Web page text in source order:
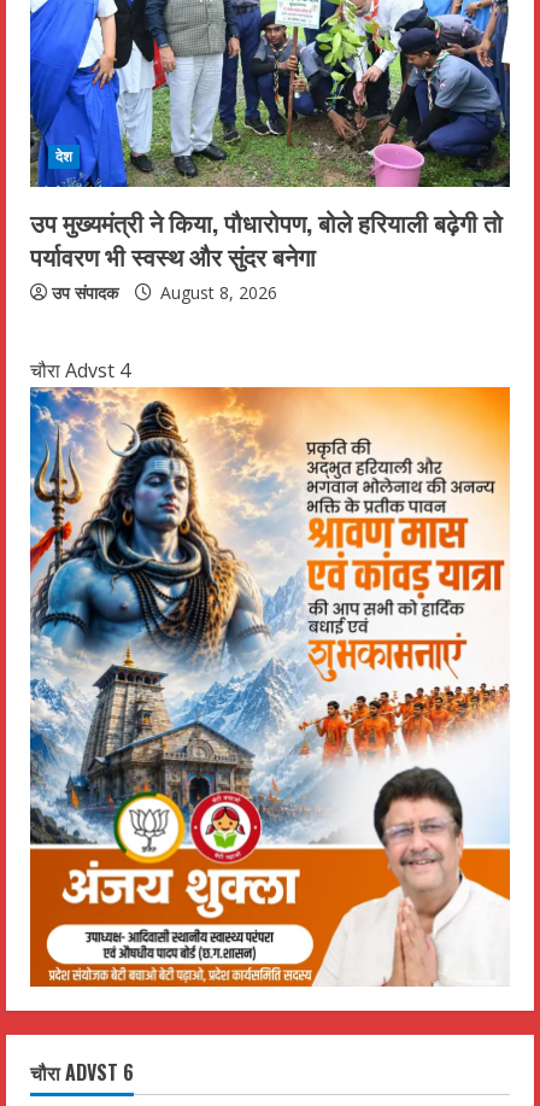
देश
उप मुख्यमंत्री ने किया, पौधारोपण, बोले हरियाली बढ़ेगी तो
पर्यावरण भी स्वस्थ और सुंदर बनेगा
उप संपादक August 8, 2026
चौरा Advst 4
चौरा ADVST 6